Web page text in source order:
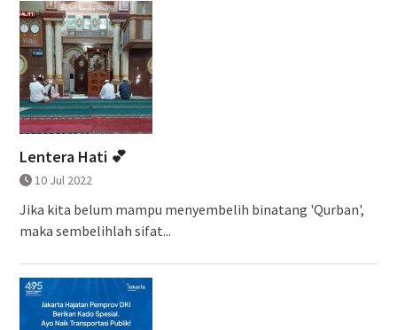
Lentera Hati 💕
10 Jul 2022
Jika kita belum mampu menyembelih binatang 'Qurban',
maka sembelihlah sifat...